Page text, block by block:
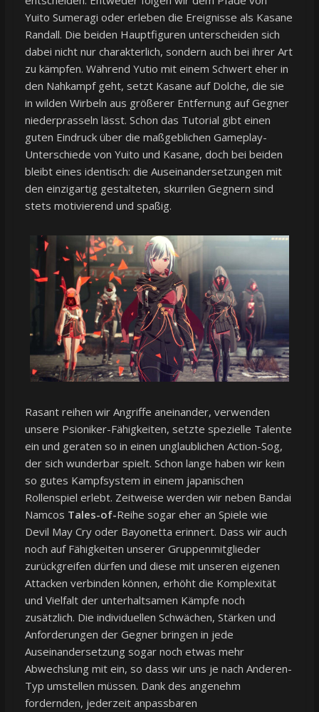
Yuito Sumeragi oder erleben die Ereignisse als Kasane
Randall. Die beiden Hauptfiguren unterscheiden sich
dabei nicht nur charakterlich, sondern auch bei ihrer Art
zu kämpfen. Während Yutio mit einem Schwert eher in
den Nahkampf geht, setzt Kasane auf Dolche, die sie
in wilden Wirbeln aus größerer Entfernung auf Gegner
niederprasseln lässt. Schon das Tutorial gibt einen
guten Eindruck über die maßgeblichen Gameplay-
Unterschiede von Yuito und Kasane, doch bei beiden
bleibt eines identisch: die Auseinandersetzungen mit
den einzigartig gestalteten, skurrilen Gegnern sind
stets motivierend und spaßig.
Rasant reihen wir Angriffe aneinander, verwenden
unsere Psioniker-Fähigkeiten, setzte spezielle Talente
ein und geraten so in einen unglaublichen Action-Sog,
der sich wunderbar spielt. Schon lange haben wir kein
so gutes Kampfsystem in einem japanischen
Rollenspiel erlebt. Zeitweise werden wir neben Bandai
Namcos Tales-of-Reihe sogar eher an Spiele wie
Devil May Cry oder Bayonetta erinnert. Dass wir auch
noch auf Fähigkeiten unserer Gruppenmitglieder
zurückgreifen dürfen und diese mit unseren eigenen
Attacken verbinden können, erhöht die Komplexität
und Vielfalt der unterhaltsamen Kämpfe noch
zusätzlich. Die individuellen Schwächen, Stärken und
Anforderungen der Gegner bringen in jede
Auseinandersetzung sogar noch etwas mehr
Abwechslung mit ein, so dass wir uns je nach Anderen-
Typ umstellen müssen. Dank des angenehm
fordernden, jederzeit anpassbaren